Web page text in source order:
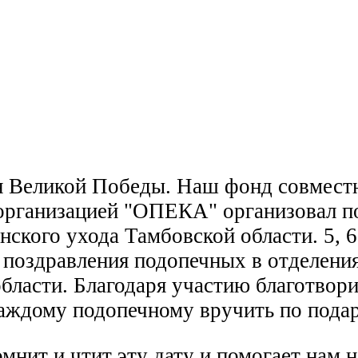
Великой Победы. Наш фонд
"ОПЕКА" организовал
ухода Тамбовской области.
подопечных в
Благодаря участию
подопечному вручить по